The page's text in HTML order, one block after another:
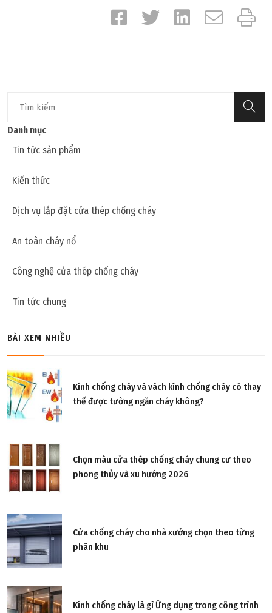
Danh mục
Tin tức sản phẩm
Kiến thức
Dịch vụ lắp đặt cửa thép chống cháy
An toàn cháy nổ
Công nghệ cửa thép chống cháy
Tin tức chung
BÀI XEM NHIỀU
Kính chống cháy và vách kính chống cháy có thay
thế được tường ngăn cháy không?
Chọn màu cửa thép chống cháy chung cư theo
phong thủy và xu hướng 2026
Cửa chống cháy cho nhà xưởng chọn theo từng
phân khu
Kính chống cháy là gì Ứng dụng trong công trình